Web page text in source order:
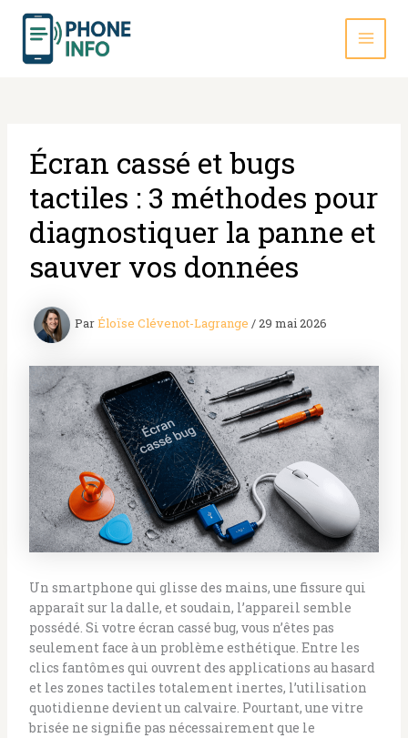
Aller
Écran cassé et bugs
tactiles : 3 méthodes pour
diagnostiquer la panne et
sauver vos données
ParÉloïse Clévenot-Lagrange /29 mai 2026
Un smartphone qui glisse des mains, une fissure qui
apparaît sur la dalle, et soudain, l’appareil semble
possédé. Si votre écran cassé bug, vous n’êtes pas
seulement face à un problème esthétique. Entre les
clics fantômes qui ouvrent des applications au hasard
et les zones tactiles totalement inertes, l’utilisation
quotidienne devient un calvaire. Pourtant, une vitre
brisée ne signifie pas nécessairement que le